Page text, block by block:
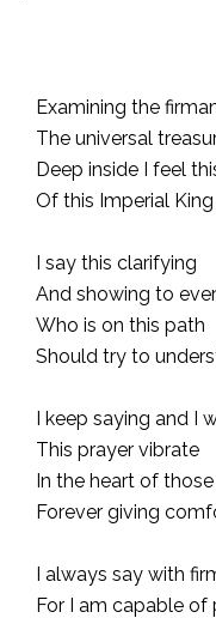
Examining the
The universal
Deep inside I feel
Of this Imperial King
I say this clarifying
And showing to
Who is on this path
Should try to
I keep saying and I
This prayer vibrate
In the heart of
Forever giving
I always say with
For I am capable of